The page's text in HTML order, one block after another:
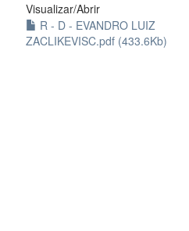
Visualizar/Abrir
R - D - EVANDRO LUIZ
ZACLIKEVISC.pdf (433.6Kb)